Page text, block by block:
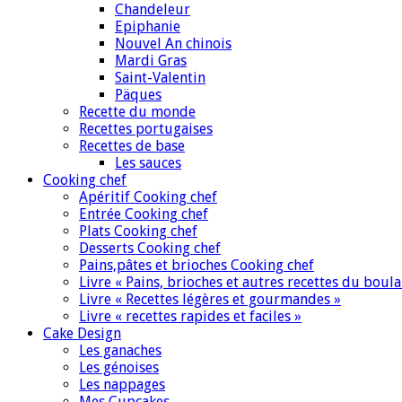
Chandeleur
Epiphanie
Nouvel An chinois
Mardi Gras
Saint-Valentin
Päques
Recette du monde
Recettes portugaises
Recettes de base
Les sauces
Cooking chef
Apéritif Cooking chef
Entrée Cooking chef
Plats Cooking chef
Desserts Cooking chef
Pains,pâtes et brioches Cooking chef
Livre « Pains, brioches et autres recettes du
Livre « Recettes légères et gourmandes »
Livre « recettes rapides et faciles »
Cake Design
Les ganaches
Les génoises
Les nappages